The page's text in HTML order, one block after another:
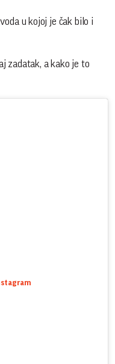
u kojoj je čak bilo i
zadatak, a kako je to